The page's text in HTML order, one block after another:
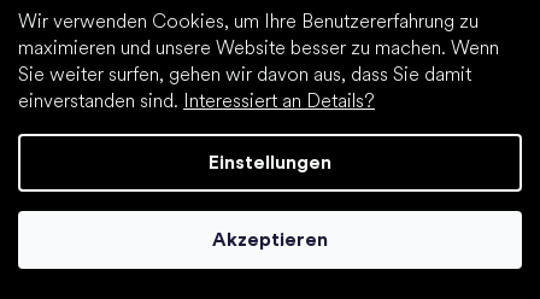
Wir verwenden Cookies, um Ihre Benutzererfahrung zu
maximieren und unsere Website besser zu machen. Wenn
Sie weiter surfen, gehen wir davon aus, dass Sie damit
einverstanden sind. Interessiert an Details?
Einstellungen
Akzeptieren
Schwarze Barfußschuhe
Weiße Sneakers
Top Marken
Vivobarefoot
Camper